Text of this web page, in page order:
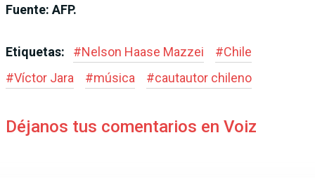
Fuente: AFP.
Etiquetas: #Nelson Haase Mazzei #Chile
#Víctor Jara #música #cautautor chileno
Déjanos tus comentarios en Voiz